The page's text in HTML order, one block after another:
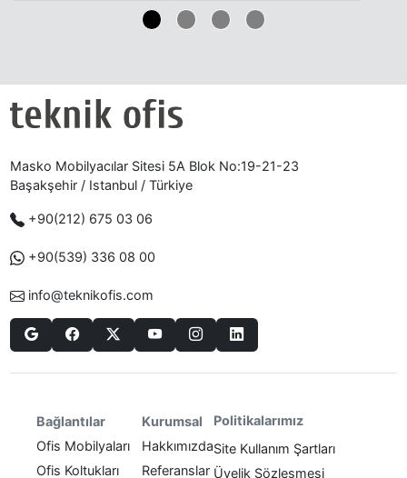
Masko Mobilyacılar Sitesi 5A Blok No:19-21-23
Başakşehir / Istanbul / Türkiye
+90(212) 675 03 06
+90(539) 336 08 00
info@teknikofis.com
Bağlantılar
Ofis Mobilyaları
Ofis Koltukları
Kurumsal
Hakkımızda
Referanslar
Politikalarımız
Site Kullanım Şartları
Üyelik Sözleşmesi